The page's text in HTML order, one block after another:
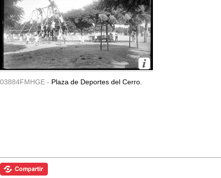
03884FMHGE - Plaza de Deportes del Cerro.